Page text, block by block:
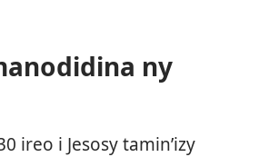
ny
ireo i Jesosy tamin’izy